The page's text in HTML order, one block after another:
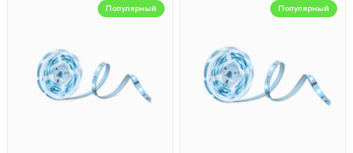
Популярный Популярный